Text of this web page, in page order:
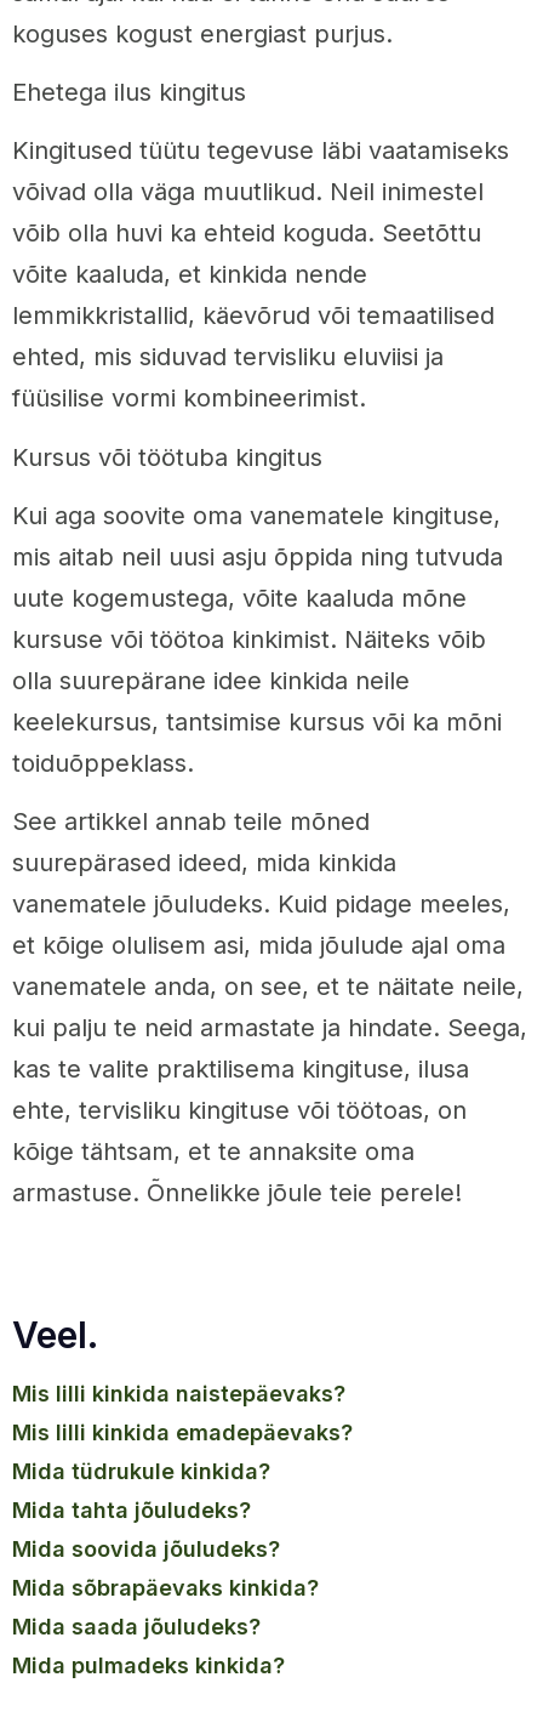
koguses kogust energiast purjus.
Ehetega ilus kingitus
Kingitused tüütu tegevuse läbi vaatamiseks
võivad olla väga muutlikud. Neil inimestel
võib olla huvi ka ehteid koguda. Seetõttu
võite kaaluda, et kinkida nende
lemmikkristallid, käevõrud või temaatilised
ehted, mis siduvad tervisliku eluviisi ja
füüsilise vormi kombineerimist.
Kursus või töötuba kingitus
Kui aga soovite oma vanematele kingituse,
mis aitab neil uusi asju õppida ning tutvuda
uute kogemustega, võite kaaluda mõne
kursuse või töötoa kinkimist. Näiteks võib
olla suurepärane idee kinkida neile
keelekursus, tantsimise kursus või ka mõni
toiduõppeklass.
See artikkel annab teile mõned
suurepärased ideed, mida kinkida
vanematele jõuludeks. Kuid pidage meeles,
et kõige olulisem asi, mida jõulude ajal oma
vanematele anda, on see, et te näitate neile,
kui palju te neid armastate ja hindate. Seega,
kas te valite praktilisema kingituse, ilusa
ehte, tervisliku kingituse või töötoas, on
kõige tähtsam, et te annaksite oma
armastuse. Õnnelikke jõule teie perele!
Veel.
mis lilli kinkida naistepäevaks?
mis lilli kinkida emadepäevaks?
mida tüdrukule kinkida?
mida tahta jõuludeks?
mida soovida jõuludeks?
mida sõbrapäevaks kinkida?
mida saada jõuludeks?
mida pulmadeks kinkida?